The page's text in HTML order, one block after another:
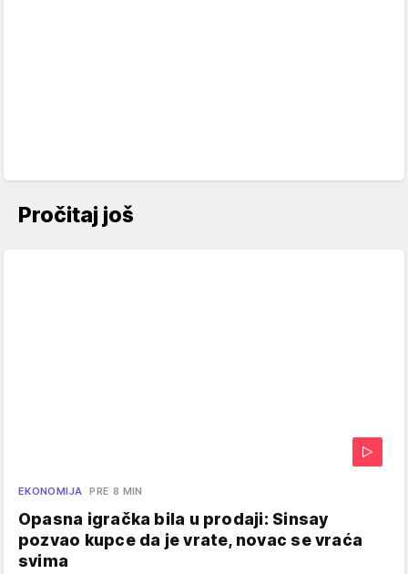
Pročitaj još
EKONOMIJA PRE 8 MIN
Opasna igračka bila u prodaji: Sinsay
pozvao kupce da je vrate, novac se vraća
svima